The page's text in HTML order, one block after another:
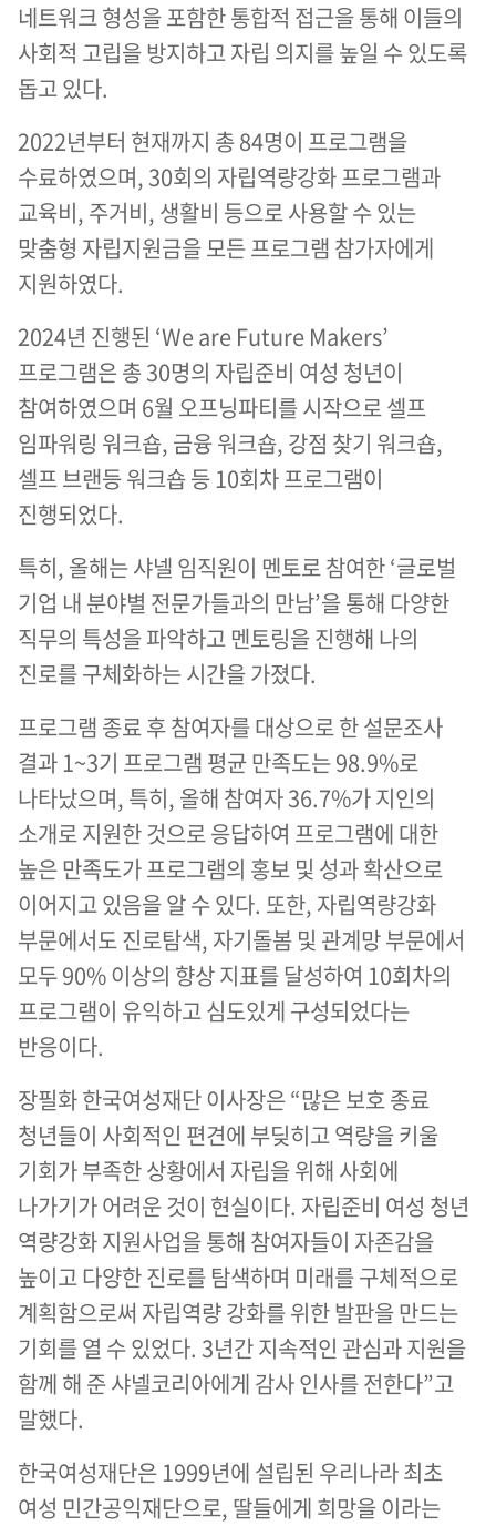
네트워크 형성을 포함한 통합적 접근을 통해 이들의
사회적 고립을 방지하고 자립 의지를 높일 수 있도록
돕고 있다.
2022년부터 현재까지 총 84명이 프로그램을
수료하였으며, 30회의 자립역량강화 프로그램과
교육비, 주거비, 생활비 등으로 사용할 수 있는
맞춤형 자립지원금을 모든 프로그램 참가자에게
지원하였다.
2024년 진행된 ‘We are Future Makers’
프로그램은 총 30명의 자립준비 여성 청년이
참여하였으며 6월 오프닝파티를 시작으로 셀프
임파워링 워크숍, 금융 워크숍, 강점 찾기 워크숍,
셀프 브랜등 워크숍 등 10회차 프로그램이
진행되었다.
특히, 올해는 샤넬 임직원이 멘토로 참여한 ‘글로벌
기업 내 분야별 전문가들과의 만남’을 통해 다양한
직무의 특성을 파악하고 멘토링을 진행해 나의
진로를 구체화하는 시간을 가졌다.
프로그램 종료 후 참여자를 대상으로 한 설문조사
결과 1~3기 프로그램 평균 만족도는 98.9%로
나타났으며, 특히, 올해 참여자 36.7%가 지인의
소개로 지원한 것으로 응답하여 프로그램에 대한
높은 만족도가 프로그램의 홍보 및 성과 확산으로
이어지고 있음을 알 수 있다. 또한, 자립역량강화
부문에서도 진로탐색, 자기돌봄 및 관계망 부문에서
모두 90% 이상의 향상 지표를 달성하여 10회차의
프로그램이 유익하고 심도있게 구성되었다는
반응이다.
장필화 한국여성재단 이사장은 “많은 보호 종료
청년들이 사회적인 편견에 부딪히고 역량을 키울
기회가 부족한 상황에서 자립을 위해 사회에
나가기가 어려운 것이 현실이다. 자립준비 여성 청년
역량강화 지원사업을 통해 참여자들이 자존감을
높이고 다양한 진로를 탐색하며 미래를 구체적으로
계획함으로써 자립역량 강화를 위한 발판을 만드는
기회를 열 수 있었다. 3년간 지속적인 관심과 지원을
함께 해 준 샤넬코리아에게 감사 인사를 전한다”고
말했다.
한국여성재단은 1999년에 설립된 우리나라 최초
여성 민간공익재단으로, 딸들에게 희망을 이라는